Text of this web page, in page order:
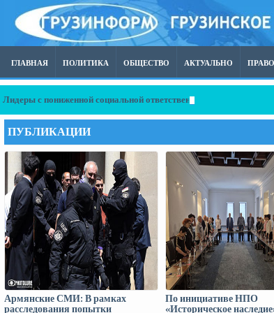
ГЛАВНАЯ ПОЛИТИКА ОБЩЕСТВО АКТУАЛЬНО ПРАВО
Лидеры с пониженной социальной ответственностью, или почему
ПУБЛИКАЦИИ
Армянские СМИ: В рамках
расследования попытки
По инициативе НПО
«Историческое